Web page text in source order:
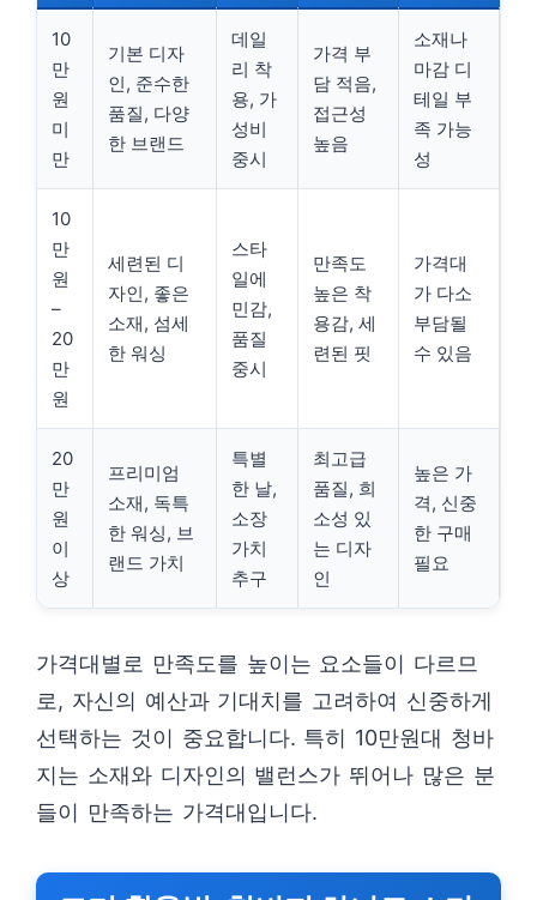
10
만
원
미
만
기본 디자
인, 준수한
품질, 다양
한 브랜드
데일
리 착
용, 가
성비
중시
가격 부
담 적음,
접근성
높음
소재나
마감 디
테일 부
족 가능
성
10
만
원
–
20
만
원
세련된 디
자인, 좋은
소재, 섬세
한 워싱
스타
일에
민감,
품질
중시
만족도
높은 착
용감, 세
련된 핏
가격대
가 다소
부담될
수 있음
20
만
원
이
상
프리미엄
소재, 독특
한 워싱, 브
랜드 가치
특별
한 날,
소장
가치
추구
최고급
품질, 희
소성 있
는 디자
인
높은 가
격, 신중
한 구매
필요
가격대별로 만족도를 높이는 요소들이 다르므
로, 자신의 예산과 기대치를 고려하여 신중하게
선택하는 것이 중요합니다. 특히 10만원대 청바
지는 소재와 디자인의 밸런스가 뛰어나 많은 분
들이 만족하는 가격대입니다.